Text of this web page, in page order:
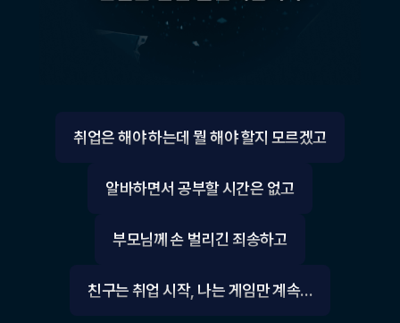
취업은 해야 하는데 뭘 해야 할지 모르겠고
알바하면서 공부할 시간은 없고
부모님께 손 벌리긴 죄송하고
친구는 취업 시작, 나는 게임만 계속…